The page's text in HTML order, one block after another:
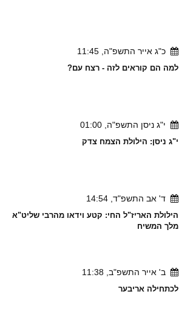
כ"ג אייר התשפ"ה, 11:45
למה הם קוראים לזה - רצח עם?
י"ג ניסן התשפ"ה, 01:00
י"ג ניסן: הילולת הצמח צדק
ד' אב התשפ"ד, 14:54
הילולת האריז"ל החי: קטע וידאו מהרבי שליט"א
מלך המשיח
ב' אייר התשפ"ב, 11:38
לכתחילה אריבער